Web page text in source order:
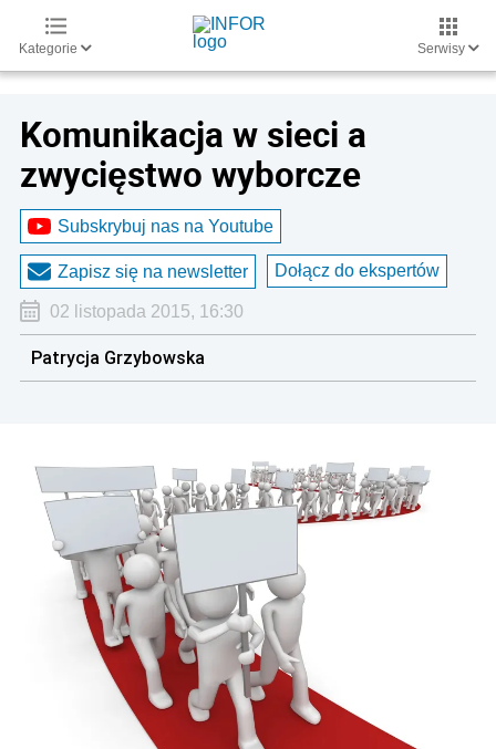
Kategorie Serwisy
Komunikacja w sieci a
zwycięstwo wyborcze
Subskrybuj nas na Youtube
Zapisz się na newsletter Dołącz do ekspertów
02 listopada 2015, 16:30
Patrycja Grzybowska